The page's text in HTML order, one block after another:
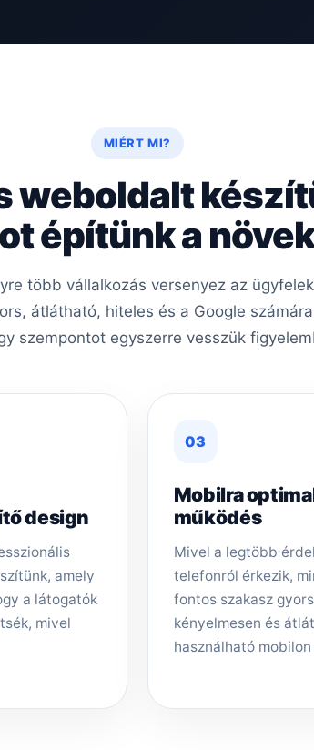
MIÉRT MI?
weboldalt
építünk a
több vállalkozás versenyez az
átlátható, hiteles és a Google
szempontot egyszerre vesszük
design
amely
a látogatók
mivel
03
Mobilra
működés
Mivel a legtöbb
telefonról érkezik,
fontos szakasz
kényelmesen és
használható mobilon